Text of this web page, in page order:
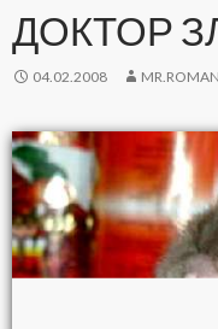
ДОКТОР
04.02.2008 MR.ROMAN